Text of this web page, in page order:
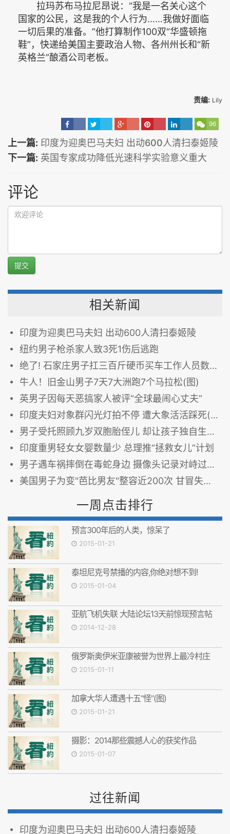
拉玛苏布马拉尼昂说：“我是一名关心这个
国家的公民，这是我的个人行为……我做好面临
一切后果的准备。”他打算制作100双“华盛顿拖
鞋”，快递给美国主要政治人物、各州州长和“新
英格兰”酿酒公司老板。
责编: Lily
96
上一篇: 印度为迎奥巴马夫妇 出动600人清扫泰姬陵
下一篇: 英国专家成功降低光速科学实验意义重大
评论
提交
相关新闻
印度为迎奥巴马夫妇 出动600人清扫泰姬陵
纽约男子枪杀家人致3死1伤后逃跑
绝了! 石家庄男子扛三百斤硬币买车工作人员数到手瘫
牛人！旧金山男子7天7大洲跑7个马拉松(图)
英男子因每天恶搞家人被评“全球最闹心丈夫”
印度夫妇对象群闪光灯拍不停 遭大象活活踩死(图)
男子受托照顾九岁双胞胎侄儿 却让孩子独自生存数月
印度重男轻女女婴数量少 总理推“拯救女儿”计划
男子遇车祸摔倒在毒蛇身边 摄像头记录对峙过程(图)
美国男子为变"芭比男友"整容近200次 甘冒失明风险
一周点击排行
预言300年后的人类，惊呆了
2015-01-21
泰坦尼克号禁播的内容,你绝对想不到!
2015-01-04
亚航飞机失联 大陆论坛13天前惊现预言帖
2014-12-28
俄罗斯奥伊米亚康被誉为世界上最冷村庄
2015-01-11
加拿大华人遭遇十五“怪”(图)
2015-01-21
摄影：2014那些震撼人心的获奖作品
2015-01-07
过往新闻
印度为迎奥巴马夫妇 出动600人清扫泰姬陵